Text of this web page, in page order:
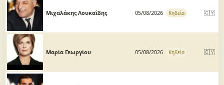
Μιχαλάκης Λουκαΐδης 05/08/2026 Κηδεία 🇨🇾
Μαρία Γεωργίου 05/08/2026 Κηδεία 🇨🇾